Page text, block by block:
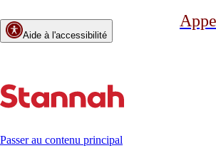
Aide à l'accessibilité
Passer au contenu principal